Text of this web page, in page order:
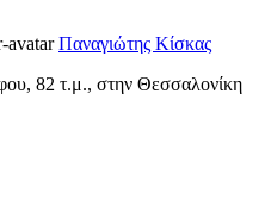
Παναγιώτης Κίσκας
82 τ.μ., στην Θεσσαλονίκη